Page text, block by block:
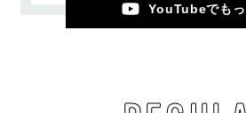
YouTubeでも